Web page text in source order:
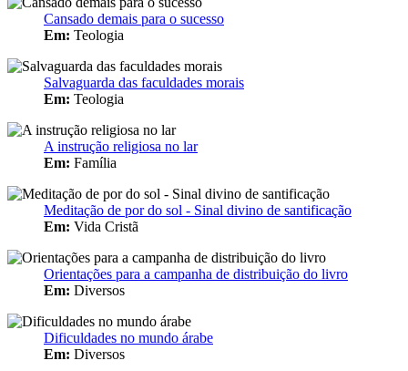
Cansado demais para o sucesso
Em: Teologia
Salvaguarda das faculdades morais
Em: Teologia
A instrução religiosa no lar
Em: Família
Meditação de por do sol - Sinal divino de santificação
Em: Vida Cristã
Orientações para a campanha de distribuição do livro
Em: Diversos
Dificuldades no mundo árabe
Em: Diversos